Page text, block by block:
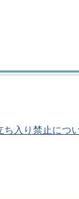
ち入り禁止につ